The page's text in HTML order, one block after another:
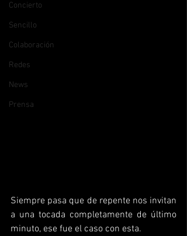
Concierto
Sencillo
Colaboración
Redes
News
Prensa
Siempre pasa que de repente nos invitan
a una tocada completamente de último
minuto, ese fue el caso con esta.